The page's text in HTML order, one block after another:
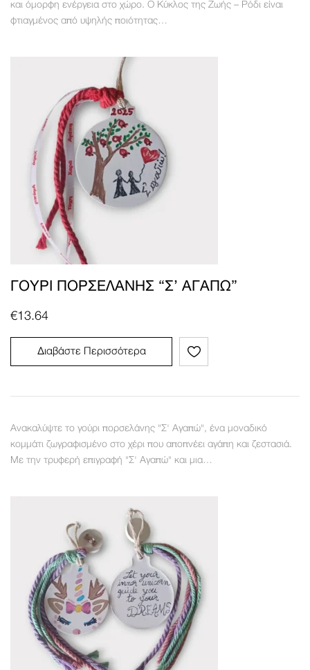
και όμορφη ενέργεια στο χώρο. Ο Κύκλος της Ζωής – Ρόδι είναι
φτιαγμένος από υψηλής ποιότητας…
ΓΟΎΡΙ ΠΟΡΣΕΛΆΝΗΣ “Σ’ ΑΓΑΠΏ”
€13.64
Διαβάστε Περισσότερα
Ανακαλύψτε το γούρι πορσελάνης "Σ' Αγαπώ", ένα μοναδικό
κομμάτι ζωγραφισμένο στο χέρι που αποπνέει αγάπη και ζεστασιά.
Με την τρυφερή επιγραφή "Σ' Αγαπώ" και μια…